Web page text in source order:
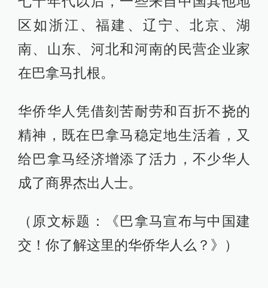
区如浙江、福建、辽宁、北京、湖
南、山东、河北和河南的民营企业家
在巴拿马扎根。
华侨华人凭借刻苦耐劳和百折不挠的
精神，既在巴拿马稳定地生活着，又
给巴拿马经济增添了活力，不少华人
成了商界杰出人士。
（原文标题：《巴拿马宣布与中国建
交！你了解这里的华侨华人么？》）